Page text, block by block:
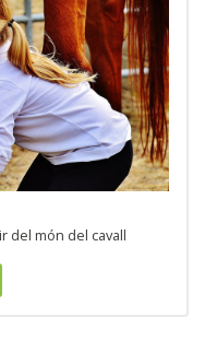
del món del cavall